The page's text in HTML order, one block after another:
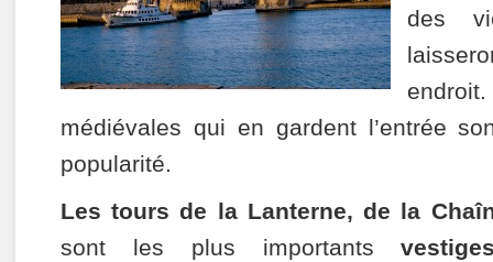
des
médiévales qui en gardent l’entrée
popularité.
Les tours de la Lanterne, de la
sont les plus importants